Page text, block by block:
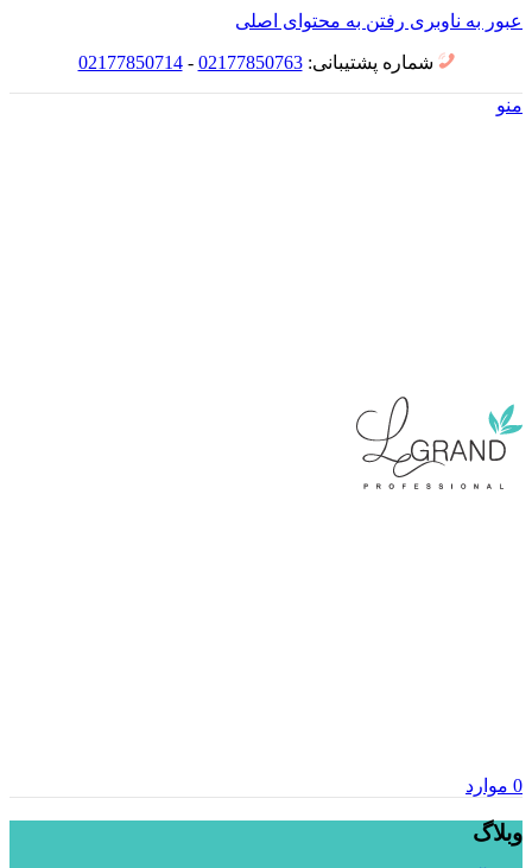
عبور به ناوبری رفتن به محتوای اصلی
شماره پشتیبانی:02177850763
-
02177850714
منو
0 موارد
وبلاگ